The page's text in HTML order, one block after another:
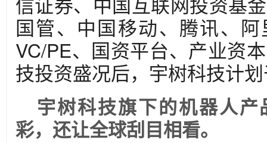
国管、中国移动、腾讯、
VC/PE、国资平台、产业资
技投资盛况后，宇树科技计
宇树科技旗下的机器人
彩，还让全球刮目相看。